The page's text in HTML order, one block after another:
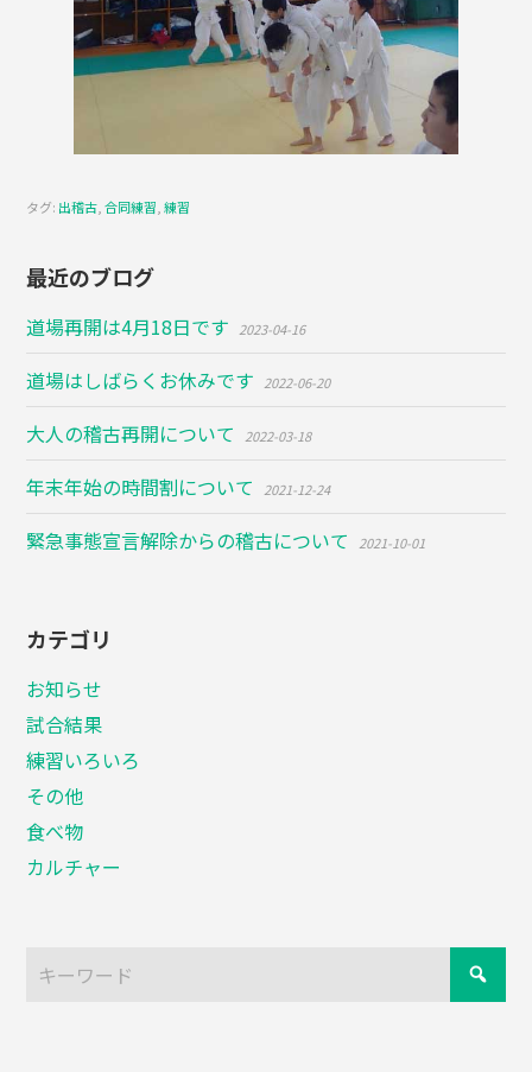
タグ: 出稽古 ,合同練習 ,練習
最近のブログ
道場再開は4月18日です 2023-04-16
道場はしばらくお休みです 2022-06-20
大人の稽古再開について 2022-03-18
年末年始の時間割について 2021-12-24
緊急事態宣言解除からの稽古について 2021-10-01
カテゴリ
お知らせ
試合結果
練習いろいろ
その他
食べ物
カルチャー